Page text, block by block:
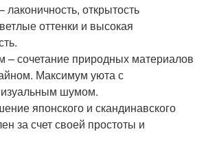
открытость
оттенки и высокая
– сочетание природных материалов
Максимум уюта с
шумом.
японского и скандинавского
за счет своей простоты и